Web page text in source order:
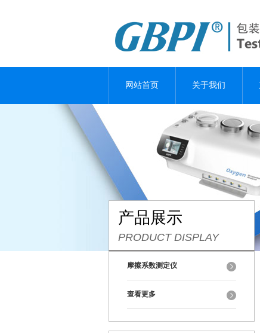
网站首页 关于我们
产品展示
PRODUCT DISPLAY
摩擦系数测定仪
查看更多